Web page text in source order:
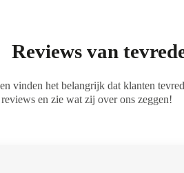
Reviews van
vinden het belangrijk dat klanten
en zie wat zij over ons zeggen!